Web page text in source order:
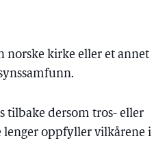
norske kirke eller et annet
tilbake dersom tros- eller
lenger oppfyller vilkårene i